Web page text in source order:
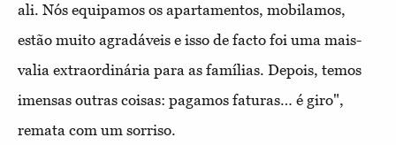
ali. Nós equipamos os apartamentos, mobilamos,
estão muito agradáveis e isso de facto foi uma mais-
valia extraordinária para as famílias. Depois, temos
imensas outras coisas: pagamos faturas… é giro",
remata com um sorriso.